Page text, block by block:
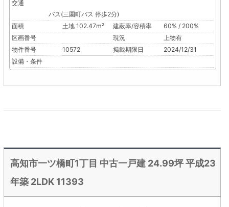
交通
バス(三園町バス 停歩2分)
面積
土地 102.47m² 建蔽率/容積率
60% / 200%
区画番号
現況
上物有
物件番号
10572 掲載期限日
2024/12/31
設備・条件
高知市一ツ橋町1丁目 中古一戸建 24.99坪 平成23
年築 2LDK 11393